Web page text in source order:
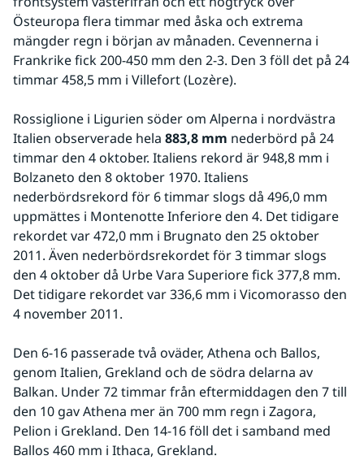
Östeuropa flera timmar med åska och extrema
mängder regn i början av månaden. Cevennerna i
Frankrike fick 200-450 mm den 2-3. Den 3 föll det på 24
timmar 458,5 mm i Villefort (Lozère).
Rossiglione i Ligurien söder om Alperna i nordvästra
Italien observerade hela 883,8 mm nederbörd på 24
timmar den 4 oktober. Italiens rekord är 948,8 mm i
Bolzaneto den 8 oktober 1970. Italiens
nederbördsrekord för 6 timmar slogs då 496,0 mm
uppmättes i Montenotte Inferiore den 4. Det tidigare
rekordet var 472,0 mm i Brugnato den 25 oktober
2011. Även nederbördsrekordet för 3 timmar slogs
den 4 oktober då Urbe Vara Superiore fick 377,8 mm.
Det tidigare rekordet var 336,6 mm i Vicomorasso den
4 november 2011.
Den 6-16 passerade två oväder, Athena och Ballos,
genom Italien, Grekland och de södra delarna av
Balkan. Under 72 timmar från eftermiddagen den 7 till
den 10 gav Athena mer än 700 mm regn i Zagora,
Pelion i Grekland. Den 14-16 föll det i samband med
Ballos 460 mm i Ithaca, Grekland.